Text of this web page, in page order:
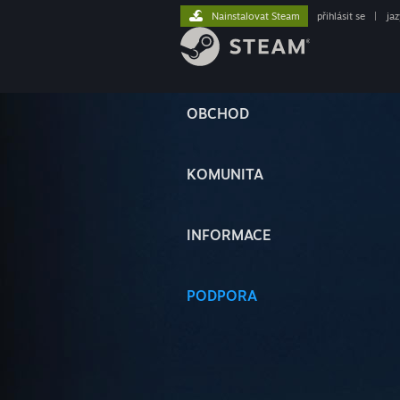
OBCHOD
KOMUNITA
INFORMACE
PODPORA
Nainstalovat Steam přihlásit se